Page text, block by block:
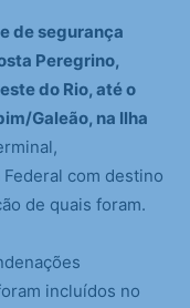
de segurança
Peregrino,
do Rio, até o
Galeão, na Ilha
com destino
de quais foram.
incluídos no